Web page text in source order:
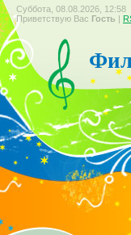
Суббота, 08.08.2026, 12:58
Приветствую Вас Гость |